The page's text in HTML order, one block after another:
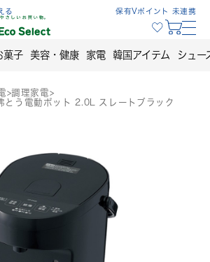
る 保有Vポイント 未連携
菓子 美容・健康 家電 韓国アイテム シュー
>調理家電>
とう電動ポット 2.0L スレートブラック